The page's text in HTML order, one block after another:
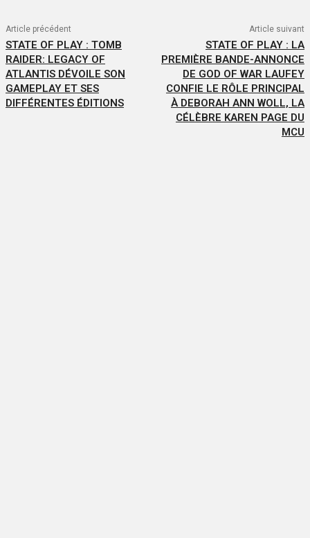
Article précédent
STATE OF PLAY : TOMB
RAIDER: LEGACY OF
ATLANTIS DÉVOILE SON
GAMEPLAY ET SES
DIFFÉRENTES ÉDITIONS
Article suivant
STATE OF PLAY : LA
PREMIÈRE BANDE-ANNONCE
DE GOD OF WAR LAUFEY
CONFIE LE RÔLE PRINCIPAL
À DEBORAH ANN WOLL, LA
CÉLÈBRE KAREN PAGE DU
MCU